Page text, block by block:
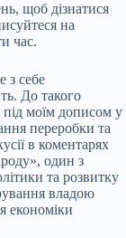
щоб дізнатися
на
час.
з себе
До такого
моїм дописом у
переробки та
в коментарях
один з
та розвитку
владою
економіки